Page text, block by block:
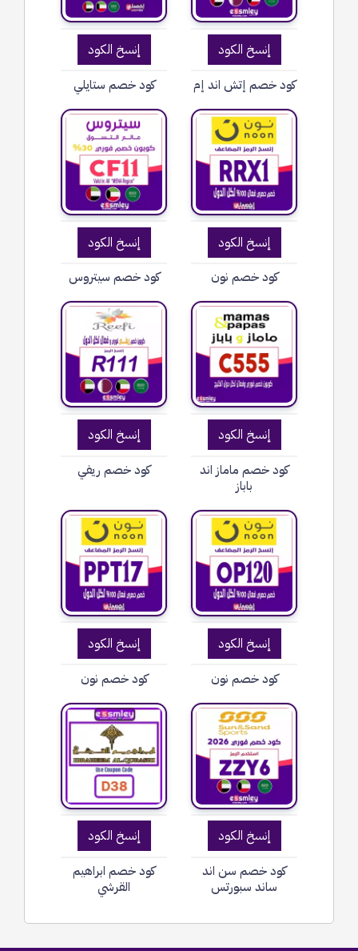
إنسخ الكود
كود خصم إتش اند إم
إنسخ الكود
كود خصم ستايلي
إنسخ الكود
كود خصم نون
إنسخ الكود
كود خصم سيتروس
إنسخ الكود
كود خصم ماماز اند
باباز
إنسخ الكود
كود خصم ريفي
إنسخ الكود
كود خصم نون
إنسخ الكود
كود خصم نون
إنسخ الكود
كود خصم سن اند
ساند سبورتس
إنسخ الكود
كود خصم ابراهيم
القرشي